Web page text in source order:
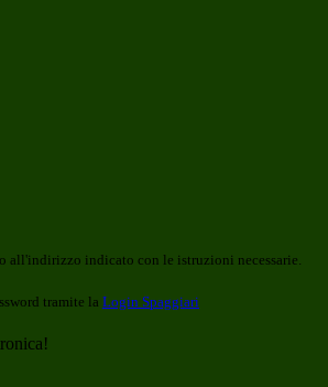
all'indirizzo indicato con le istruzioni necessarie.
tramite la Login Spaggiari